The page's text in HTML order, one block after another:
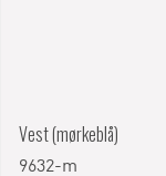
Vest (mørkeblå)
9632-m